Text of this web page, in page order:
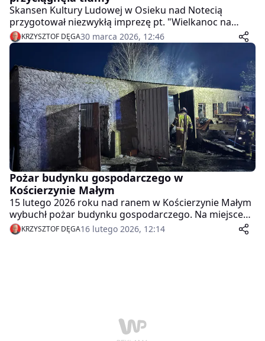
Skansen Kultury Ludowej w Osieku nad Notecią
przygotował niezwykłą imprezę pt. "Wielkanoc na
Krajnie". Jak zwykle cieszyła się ona wielką
popularnością.
KRZYSZTOF DĘGA30 marca 2026, 12:46
Pożar budynku gospodarczego w
Kościerzynie Małym
15 lutego 2026 roku nad ranem w Kościerzynie Małym
wybuchł pożar budynku gospodarczego. Na miejsce
skierowano 11 zastępów straży pożarnej. Dzięki
sprawnej akcji 52 strażaków ogień ugaszono, a w
KRZYSZTOF DĘGA16 lutego 2026, 12:14